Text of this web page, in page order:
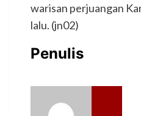
warisan perjuangan
lalu. (jn02)
Penulis